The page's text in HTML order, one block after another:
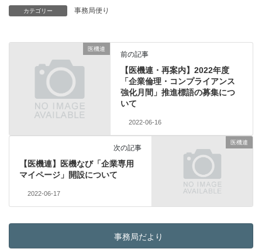
カテゴリー 事務局便り
医機連
前の記事
【医機連・再案内】2022年度
「企業倫理・コンプライアンス
強化月間」推進標語の募集につ
いて
2022-06-16
医機連
次の記事
【医機連】医機なび「企業専用
マイページ」開設について
2022-06-17
事務局だより